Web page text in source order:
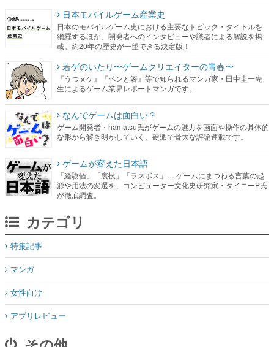
日本モバイルゲーム産業史
日本のモバイルゲーム史における主要なトピック・タイトルを
網羅するほか、開発者へのインタビューや識者による解説を掲
載。約20年の歴史が一望できる決定版！
若ゲのいたり〜ゲームクリエイターの青春〜
『うつヌケ』『ペンと箸』等で知られるマンガ家・田中圭一先
生によるゲーム業界レポートマンガです。
なんでゲームは面白い？
ゲーム開発者・hamatsu氏がゲームの魅力を画面や操作の具体的
な形から解き明かしていく、硬派で骨太な評論連載です。
ゲームが変えた日本語
「経験値」「裏技」「ラスボス」… ゲームにまつわる言葉の起
源や用法の変遷を、コンピューター文化史研究家・タイニーP氏
が徹底調査。
カテゴリ
特集記事
マンガ
女性向け
アプリレビュー